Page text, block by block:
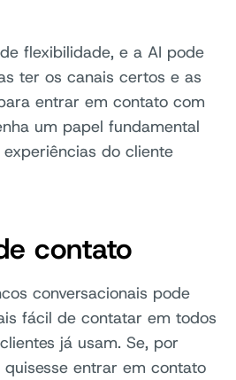
flexibilidade, e a AI pode
ter os canais certos e as
entrar em contato com
um papel fundamental
do cliente
contato
conversacionais pode
fácil de contatar em todos
já usam. Se, por
entrar em contato